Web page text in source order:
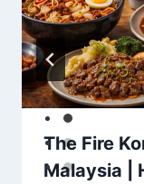
The Fire
Malaysia |